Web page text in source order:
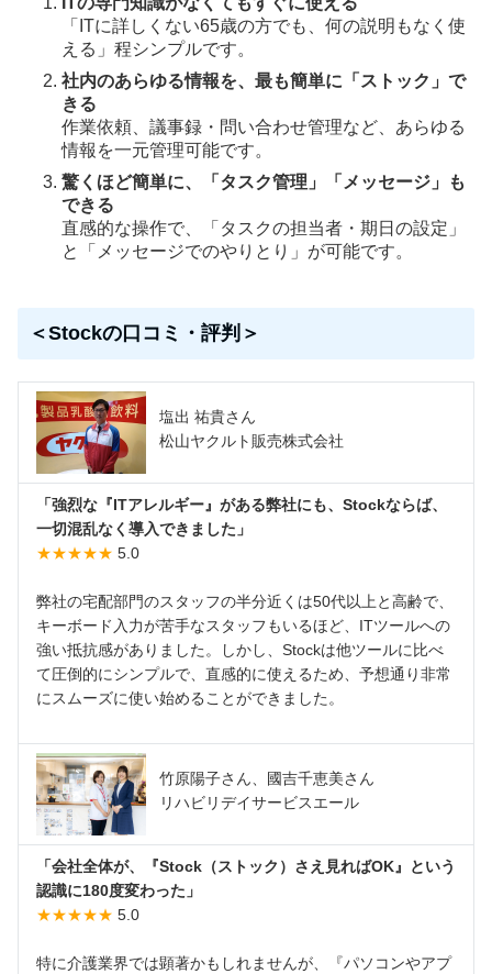
「ITに詳しくない65歳の方でも、何の説明もなく使
える」程シンプルです。
社内のあらゆる情報を、最も簡単に「ストック」で
きる
作業依頼、議事録・問い合わせ管理など、あらゆる
情報を一元管理可能です。
驚くほど簡単に、「タスク管理」「メッセージ」も
できる
直感的な操作で、「タスクの担当者・期日の設定」
と「メッセージでのやりとり」が可能です。
＜Stockの口コミ・評判＞
塩出 祐貴さん
松山ヤクルト販売株式会社
「強烈な『ITアレルギー』がある弊社にも、Stockならば、
一切混乱なく導入できました」
★★★★★ 5.0
弊社の宅配部門のスタッフの半分近くは50代以上と高齢で、
キーボード入力が苦手なスタッフもいるほど、ITツールへの
強い抵抗感がありました。しかし、Stockは他ツールに比べ
て圧倒的にシンプルで、直感的に使えるため、予想通り非常
にスムーズに使い始めることができました。
竹原陽子さん、國吉千恵美さん
リハビリデイサービスエール
「会社全体が、『Stock（ストック）さえ見ればOK』という
認識に180度変わった」
★★★★★ 5.0
特に介護業界では顕著かもしれませんが、『パソコンやアプ